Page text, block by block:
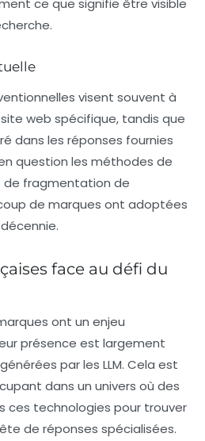
ce que signifie être visible
visent souvent à
web spécifique, tandis que
dans les réponses fournies
question les méthodes de
fragmentation de
de marques ont adoptées
face au défi du
ont un enjeu
présence est largement
par les LLM. Cela est
dans un univers où des
ces technologies pour trouver
de réponses spécialisées.